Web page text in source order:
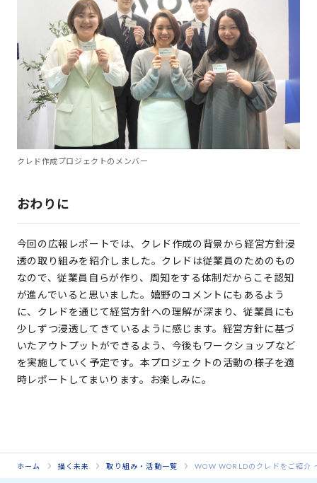
クレド作成プロジェクトのメンバー
おわりに
今回の広報レポートでは、クレド作成の背景から経営方針浸
透の取り組みを紹介しました。クレドは従業員のためのもの
なので、従業員自らが作り、周知をする体制だからこそ認知
が進んでいると思いました。嬉野のコメントにもあるよう
に、クレドを通じて経営方針への理解が深まり、従業員にも
少しずつ浸透してきているように感じます。経営方針に基づ
いたアウトプットができるよう、今後もワークショップなど
を実施していく予定です。本プロジェクトの活動の様子を適
時レポートしてまいります。お楽しみに。
ホーム 描く未来 取り組み・活動一覧 WOW WORLDのクレドをご紹介